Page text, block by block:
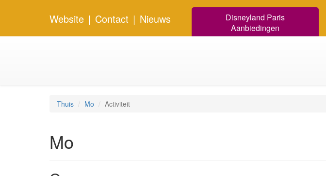
Website | Contact | Nieuws
Disneyland Paris
Aanbiedingen
Thuis Mo Activiteit
Mo